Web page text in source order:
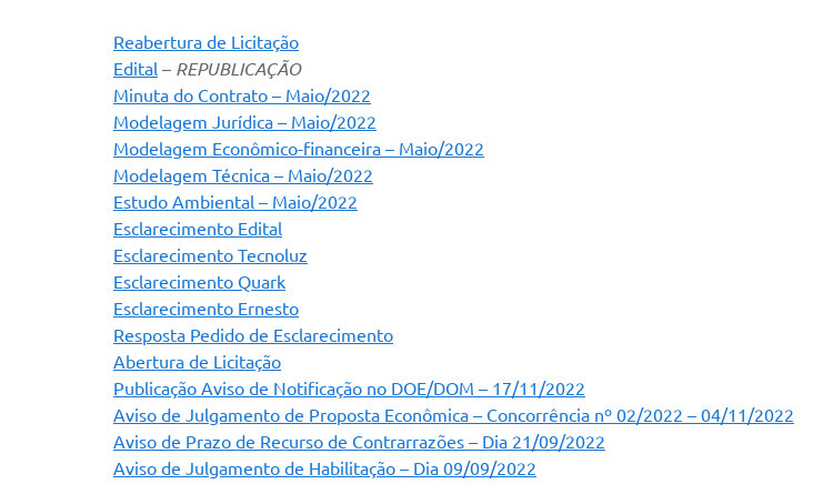
Reabertura de Licitação
Edital – REPUBLICAÇÃO
Minuta do Contrato – Maio/2022
Modelagem Jurídica – Maio/2022
Modelagem Econômico-financeira – Maio/2022
Modelagem Técnica – Maio/2022
Estudo Ambiental – Maio/2022
Esclarecimento Edital
Esclarecimento Tecnoluz
Esclarecimento Quark
Esclarecimento Ernesto
Resposta Pedido de Esclarecimento
Abertura de Licitação
Publicação Aviso de Notificação no DOE/DOM – 17/11/2022
Aviso de Julgamento de Proposta Econômica – Concorrência nº 02/2022 – 04/11/2022
Aviso de Prazo de Recurso de Contrarrazões – Dia 21/09/2022
Aviso de Julgamento de Habilitação – Dia 09/09/2022